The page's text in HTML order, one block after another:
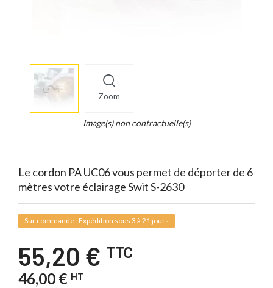
Zoom
info
Image(s) non contractuelle(s)
Le cordon PA UC06 vous permet de déporter de 6
mètres votre éclairage Swit S-2630
Sur commande : Expédition sous 3 à 21 jours
55,20 € TTC
46,00 € HT